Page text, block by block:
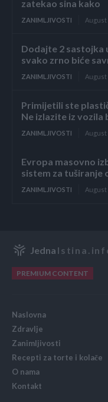
zatekao sina kako
ZANIMLJIVOSTI August
Dodajte 2 sastojka
svako zrno biće
ZANIMLJIVOSTI August
Primijetili ste
Ne izlazite iz vozila
ZANIMLJIVOSTI August
Evropa masovno
sistem za tuširanje
ZANIMLJIVOSTI August
Jedna
PREMIUM CONTENT
Naslovna
Zdravlje
Zanimljivosti
Recepti za torte i kolače
O nama
Kontakt